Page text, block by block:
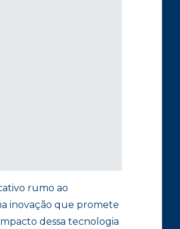
rumo ao
inovação que promete
dessa tecnologia